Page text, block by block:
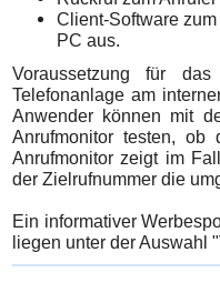
Client-Software
PC aus.
Voraussetzung für
Telefonanlage am
Anwender können mit
Anrufmonitor testen, ob
Anrufmonitor zeigt im
der Zielrufnummer die
Ein informativer
liegen unter der Auswahl